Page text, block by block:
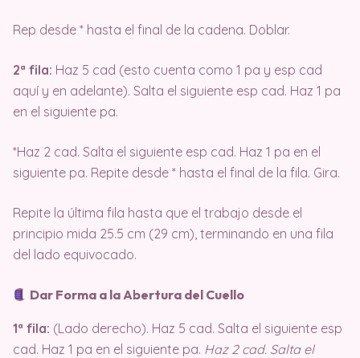
Rep desde * hasta el final de la cadena. Doblar.
2ª fila: Haz 5 cad (esto cuenta como 1 pa y esp cad
aquí y en adelante). Salta el siguiente esp cad. Haz 1 pa
en el siguiente pa.
*Haz 2 cad. Salta el siguiente esp cad. Haz 1 pa en el
siguiente pa. Repite desde * hasta el final de la fila. Gira.
Repite la última fila hasta que el trabajo desde el
principio mida 25.5 cm (29 cm), terminando en una fila
del lado equivocado.
Dar Forma a la Abertura del Cuello
1ª fila: (Lado derecho). Haz 5 cad. Salta el siguiente esp
cad. Haz 1 pa en el siguiente pa. Haz 2 cad. Salta el